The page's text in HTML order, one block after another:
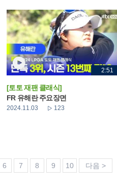
2:51
[토토 재팬 클래식]
FR 유해란 주요장면
2024.11.03 123
6 7 8 9 10 다음 >